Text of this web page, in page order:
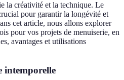
la créativité et la technique. Le
pour garantir la longévité et
cet article, nous allons explorer
pour vos projets de menuiserie, en
avantages et utilisations
intemporelle